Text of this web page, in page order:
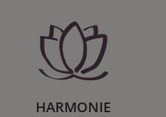
HARMONIE